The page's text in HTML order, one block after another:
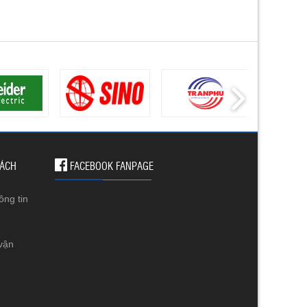
FACEBOOK FANPAGE
tin